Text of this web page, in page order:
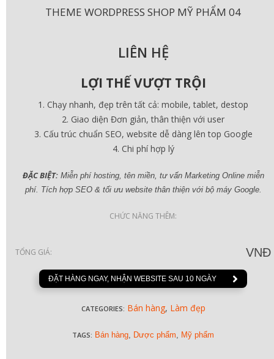
THEME WORDPRESS SHOP MỸ PHẨM 04
LIÊN HỆ
LỢI THẾ VƯỢT TRỘI
Chạy nhanh, đẹp trên tất cả: mobile, tablet, destop
Giao diện Đơn giản, thân thiện với user
Cấu trúc chuẩn SEO, website dễ dàng lên top Google
Chi phí hợp lý
ĐẶC BIỆT:Miễn phí hosting, tên miền, tư vấn Marketing Online miễn
phí. Tích hợp SEO & tối ưu website thân thiện với bộ máy Google.
CHỨC NĂNG THÊM:
TỔNG GIÁ: VNĐ
ĐẶT HÀNG NGAY, NHẬN WEBSITE SAU 10 NGÀY
CATEGORIES: Bán hàng, Làm đẹp
TAGS: Bán hàng Dược phẩm Mỹ phẩm